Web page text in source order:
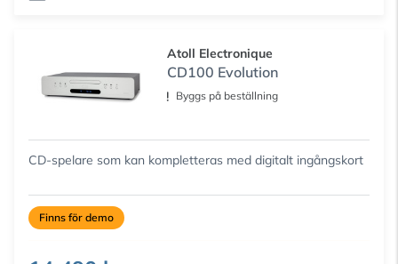
Atoll Electronique
CD100 Evolution
Byggs på beställning
CD-spelare som kan kompletteras med digitalt ingångskort
Finns för demo